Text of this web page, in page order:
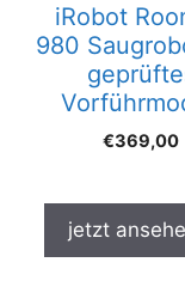
iRobot
980
€369,00
jetzt